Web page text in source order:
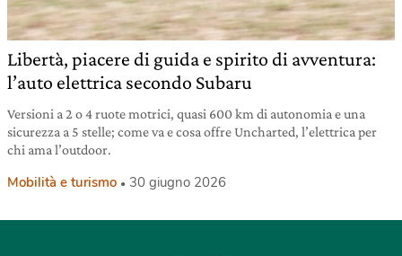
Libertà, piacere di guida e spirito di avventura:
l’auto elettrica secondo Subaru
Versioni a 2 o 4 ruote motrici, quasi 600 km di autonomia e una
sicurezza a 5 stelle; come va e cosa offre Uncharted, l’elettrica per
chi ama l’outdoor.
Mobilità e turismo 30 giugno 2026